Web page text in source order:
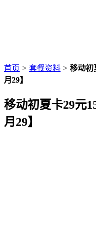
首页 > 套餐资料 > 移动初
月29】
移动初夏卡29元
月29】